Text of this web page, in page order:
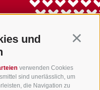
und
verwenden Cookies
sind unerlässlich, um
die Navigation zu